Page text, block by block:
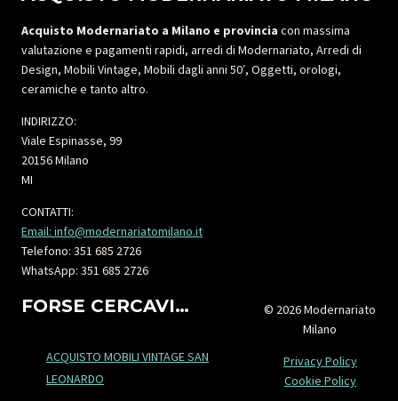
Acquisto Modernariato a Milano e provincia con massima
valutazione e pagamenti rapidi, arredi di Modernariato, Arredi di
Design, Mobili Vintage, Mobili dagli anni 50′, Oggetti, orologi,
ceramiche e tanto altro.
INDIRIZZO:
Viale Espinasse, 99
20156 Milano
MI
CONTATTI:
Email: info@modernariatomilano.it
Telefono: 351 685 2726
WhatsApp: 351 685 2726
FORSE CERCAVI…
ACQUISTO MOBILI VINTAGE SAN
LEONARDO
© 2026 Modernariato
Milano
Privacy Policy
Cookie Policy